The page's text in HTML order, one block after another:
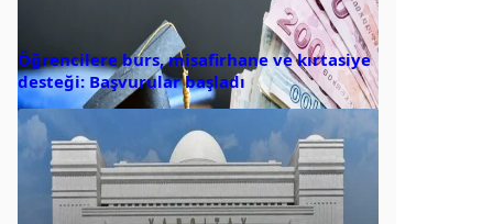
Öğrencilere burs, misafirhane ve kırtasiye
desteği: Başvurular başladı